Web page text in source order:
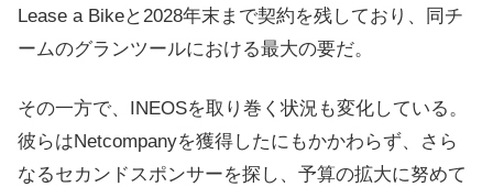
Lease a Bikeと2028年末まで契約を残しており、同チ
ームのグランツールにおける最大の要だ。
その一方で、INEOSを取り巻く状況も変化している。
彼らはNetcompanyを獲得したにもかかわらず、さら
なるセカンドスポンサーを探し、予算の拡大に努めて